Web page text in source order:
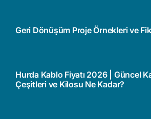
Geri Dönüşüm Proje Örnekleri ve
Hurda Kablo Fiyatı 2026 | Güncel
Çeşitleri ve Kilosu Ne Kadar?